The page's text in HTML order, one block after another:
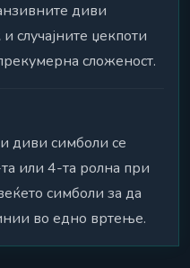
диви
случајните џекпоти
сложеност.
диви симболи се
или 4-та ролна при
симболи за да
во едно вртење.